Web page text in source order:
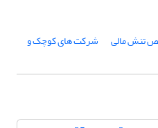
تنش مالی شرکت های کوچک و